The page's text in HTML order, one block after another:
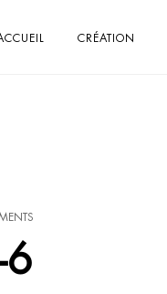
CRÉATION
6